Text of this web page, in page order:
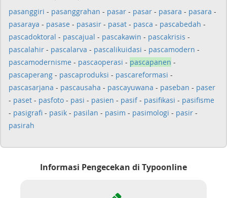
pasanggiri - pasanggrahan - pasar - pasar - pasara - pasara -
pasaraya - pasase - pasasir - pasat - pasca - pascabedah -
pascadoktoral - pascajual - pascakawin - pascakrisis -
pascalahir - pascalarva - pascalikuidasi - pascamodern -
pascamodernisme - pascaoperasi - pascapanen -
pascaperang - pascaproduksi - pascareformasi -
pascasarjana - pascausaha - pascayuwana - paseban - paser
- paset - pasfoto - pasi - pasien - pasif- pasifikasi - pasifisme
- pasigrafi - pasik - pasilan - pasim - pasimologi - pasir -
pasirah
Informasi Pengecekan di Typoonline